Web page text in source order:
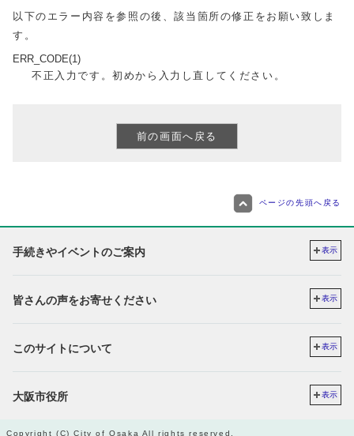
以下のエラー内容を参照の後、該当箇所の修正をお願い致しま
す。
ERR_CODE(1)
不正入力です。初めから入力し直してください。
ページの先頭へ戻る
手続きやイベントのご案内 表示
皆さんの声をお寄せください 表示
このサイトについて 表示
大阪市役所 表示
Copyright (C) City of Osaka All rights reserved.